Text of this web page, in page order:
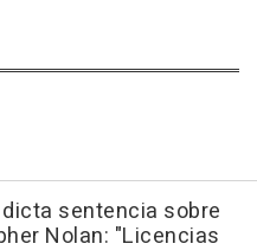
sentencia sobre
Nolan: "Licencias